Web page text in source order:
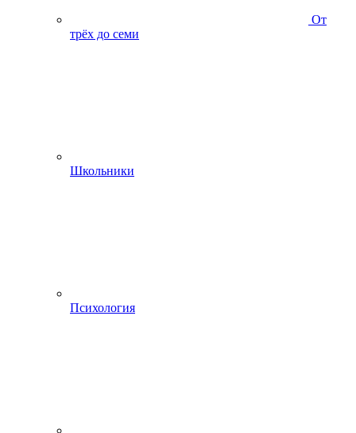
От
трёх до семи
Школьники
Психология